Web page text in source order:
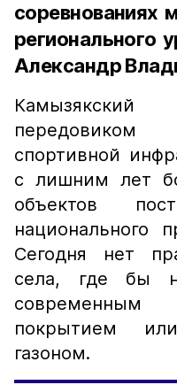
соревнованиях
регионального
Александр
передовиком
спортивной
с лишним лет
объектов
национального
Сегодня нет
села, где бы
покрытием
газоном.